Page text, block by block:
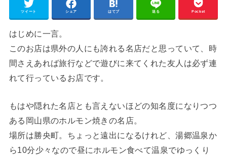
ツイート シェア はてブ 送る Pocket
はじめに一言。
このお店は県外の人にも誇れる名店だと思っていて、時
間さえあれば旅行などで遊びに来てくれた友人は必ず連
れて行っているお店です。
もはや隠れた名店とも言えないほどの知名度になりつつ
ある岡山県のホルモン焼きの名店。
場所は勝央町。ちょっと遠出になるけれど、湯郷温泉か
ら10分少々なので昼にホルモン食べて温泉でゆっくり